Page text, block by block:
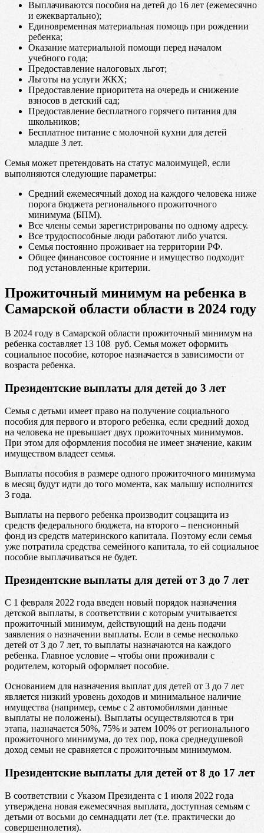
Выплачиваются пособия на детей до 16 лет (ежемесячно
и ежеквартально);
Единовременная материальная помощь при рождении
ребенка;
Оказание материальной помощи перед началом
учебного года;
Предоставление налоговых льгот;
Льготы на услуги ЖКХ;
Предоставление приоритета на очередь и снижение
взносов в детский сад;
Предоставление бесплатного горячего питания для
школьников;
Бесплатное питание с молочной кухни для детей
младше 3 лет.
Семья может претендовать на статус малоимущей, если
выполняются следующие параметры:
Средний ежемесячный доход на каждого человека ниже
порога бюджета регионального прожиточного
минимума (БПМ).
Все члены семьи зарегистрированы по одному адресу.
Все трудоспособные люди работают либо учатся.
Семья постоянно проживает на территории РФ.
Общее финансовое состояние и имущество подходит
под установленные критерии.
Прожиточный минимум на ребенка в
Самарской области области в 2024 году
В 2024 году в Самарской области прожиточный минимум на
ребенка составляет 13 108 руб. Семья может оформить
социальное пособие, которое назначается в зависимости от
возраста ребенка.
Президентские выплаты для детей до 3 лет
Семья с детьми имеет право на получение социального
пособия для первого и второго ребенка, если средний доход
на человека не превышает двух прожиточных минимумов.
При этом для оформления пособия не имеет значение, каким
имуществом владеет семья.
Выплаты пособия в размере одного прожиточного минимума
в месяц будут идти до того момента, как малышу исполнится
3 года.
Выплаты на первого ребенка производит соцзащита из
средств федерального бюджета, на второго – пенсионный
фонд из средств материнского капитала. Поэтому если семья
уже потратила средства семейного капитала, то ей социальное
пособие выплачиваться не будет.
Президентские выплаты для детей от 3 до 7 лет
С 1 февраля 2022 года введен новый порядок назначения
детской выплаты, в соответствии с которым учитывается
прожиточный минимум, действующий на день подачи
заявления о назначении выплаты. Если в семье несколько
детей от 3 до 7 лет, то выплаты назначаются на каждого
ребенка. Главное условие – чтобы они проживали с
родителем, который оформляет пособие.
Основанием для назначения выплат для детей от 3 до 7 лет
является низкий уровень доходов и минимальное наличие
имущества (например, семье с 2 автомобилями данные
выплаты не положены). Выплаты осуществляются в три
этапа, назначается 50%, 75% и затем 100% от регионального
прожиточного минимума, до тех пор, пока среднедушевой
доход семьи не сравняется с прожиточным минимумом.
Президентские выплаты для детей от 8 до 17 лет
В соответствии с Указом Президента с 1 июля 2022 года
утверждена новая ежемесячная выплата, доступная семьям с
детьми от восьми до семнадцати лет (т.е. практически до
совершеннолетия).